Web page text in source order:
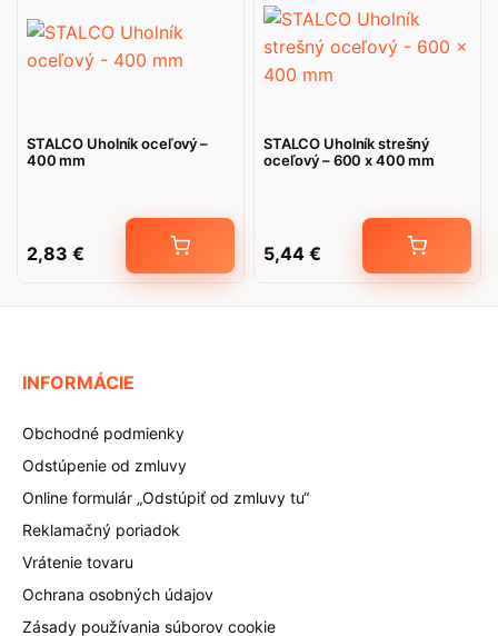
STALCO Uholník oceľový –
400 mm
2,83 €
STALCO Uholník strešný
oceľový – 600 x 400 mm
5,44 €
INFORMÁCIE
Obchodné podmienky
Odstúpenie od zmluvy
Online formulár „Odstúpiť od zmluvy tu“
Reklamačný poriadok
Vrátenie tovaru
Ochrana osobných údajov
Zásady používania súborov cookie